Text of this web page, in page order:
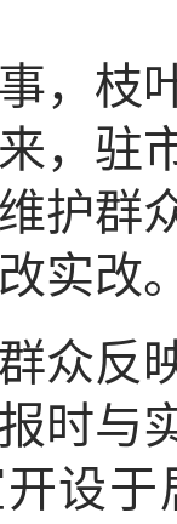
，枝
，驻
护群
实改
众反
时与
设